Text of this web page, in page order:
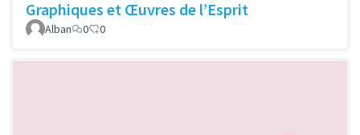
Graphiques et Œuvres de l’Esprit
Alban 0 0